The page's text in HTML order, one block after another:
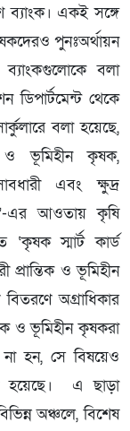
ব্যাংক। একই সঙ্গে
পুনঃঅর্থায়ন
বলা
ডিপার্টমেন্ট থেকে
বলা হয়েছে,
ও ভূমিহীন কৃষক,
এবং ক্ষুদ্র
এর আওতায় কৃষি
‘কৃষক স্মার্ট কার্ড
প্রান্তিক ও ভূমিহীন
অগ্রাধিকার
ও ভূমিহীন কৃষকরা
হন, সে বিষয়েও
হয়েছে। এ ছাড়া
অঞ্চলে, বিশেষ